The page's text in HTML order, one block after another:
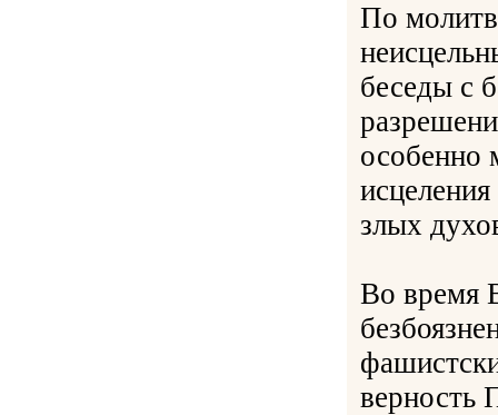
По
беседы с
особенно
злых
Во время
верность